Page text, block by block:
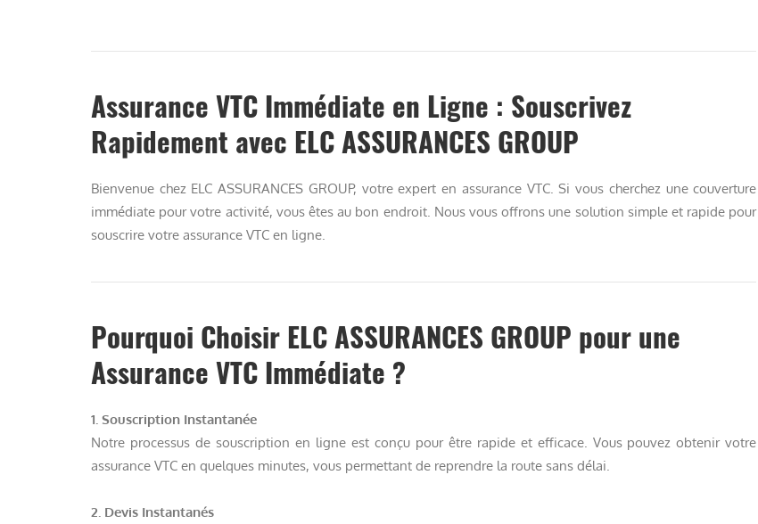
Assurance VTC Immédiate en Ligne : Souscrivez
Rapidement avec ELC ASSURANCES GROUP
Bienvenue chez ELC ASSURANCES GROUP, votre expert en assurance VTC. Si vous cherchez une couverture
immédiate pour votre activité, vous êtes au bon endroit. Nous vous offrons une solution simple et rapide pour
souscrire votre assurance VTC en ligne.
Pourquoi Choisir ELC ASSURANCES GROUP pour une
Assurance VTC Immédiate ?
1. Souscription Instantanée
Notre processus de souscription en ligne est conçu pour être rapide et efficace. Vous pouvez obtenir votre
assurance VTC en quelques minutes, vous permettant de reprendre la route sans délai.
2. Devis Instantanés